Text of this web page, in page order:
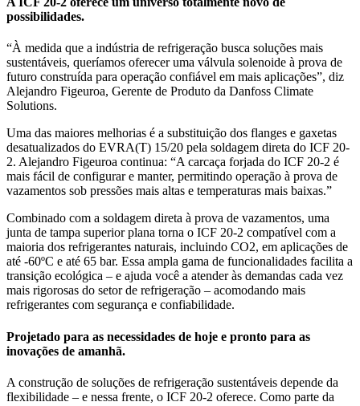
possibilidades.
“À medida que a indústria de refrigeração busca soluções mais
sustentáveis, queríamos oferecer uma válvula solenoide à prova de
futuro construída para operação confiável em mais aplicações”, diz
Alejandro Figeuroa, Gerente de Produto da Danfoss Climate
Solutions.
Uma das maiores melhorias é a substituição dos flanges e gaxetas
desatualizados do EVRA(T) 15/20 pela soldagem direta do ICF 20-
2. Alejandro Figeuroa continua: “A carcaça forjada do ICF 20-2 é
mais fácil de configurar e manter, permitindo operação à prova de
vazamentos sob pressões mais altas e temperaturas mais baixas.”
Combinado com a soldagem direta à prova de vazamentos, uma
junta de tampa superior plana torna o ICF 20-2 compatível com a
maioria dos refrigerantes naturais, incluindo CO2, em aplicações de
até -60ºC e até 65 bar. Essa ampla gama de funcionalidades facilita a
transição ecológica – e ajuda você a atender às demandas cada vez
mais rigorosas do setor de refrigeração – acomodando mais
refrigerantes com segurança e confiabilidade.
Projetado para as necessidades de hoje e pronto para as
inovações de amanhã.
A construção de soluções de refrigeração sustentáveis ​​depende da
flexibilidade – e nessa frente, o ICF 20-2 oferece. Como parte da